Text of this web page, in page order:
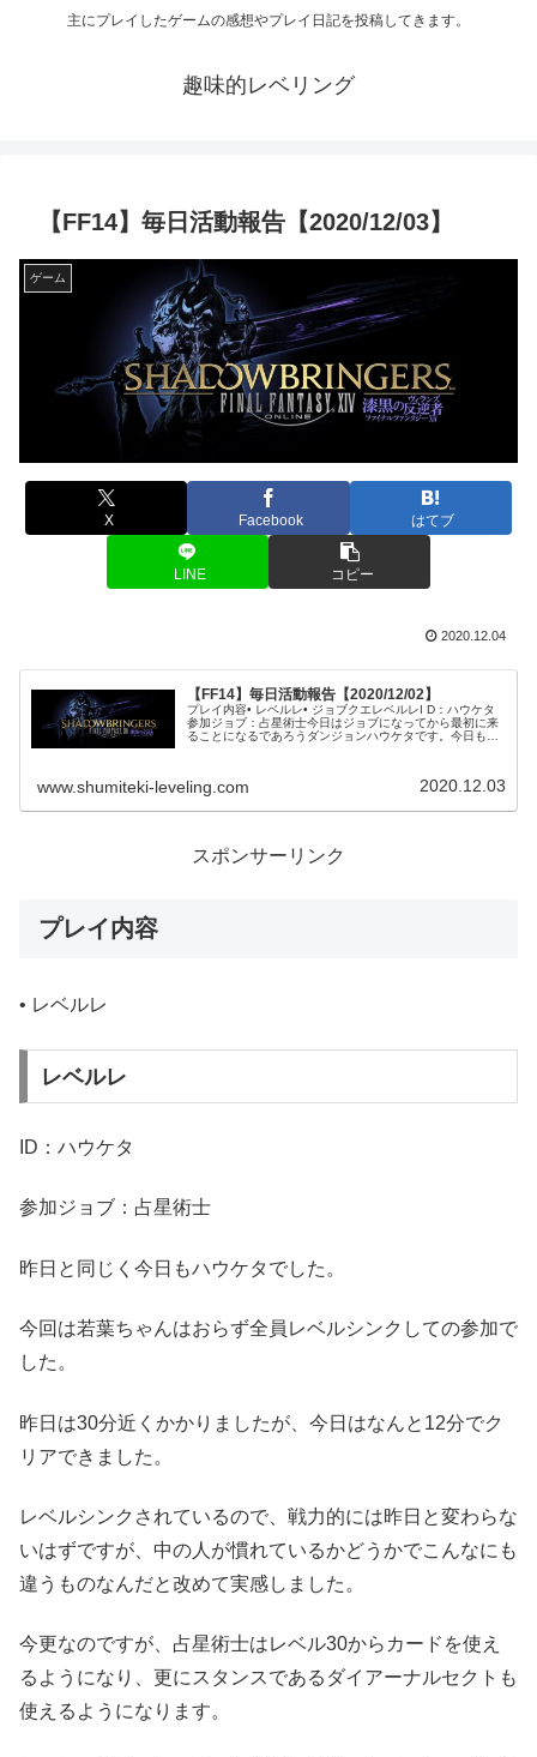
主にプレイしたゲームの感想やプレイ日記を投稿してきます。
趣味的レベリング
【FF14】毎日活動報告【2020/12/03】
ゲーム
X Facebook はてブ
LINE コピー
2020.12.04
【FF14】毎日活動報告【2020/12/02】
プレイ内容• レベルレ• ジョブクエレベルレI D：ハウケタ
参加ジョブ：占星術士今日はジョブになってから最初に来
ることになるであろうダンジョンハウケタです。今日も若
www.shumiteki-leveling.com 2020.12.03
スポンサーリンク
プレイ内容
• レベルレ
レベルレ
ID：ハウケタ
参加ジョブ：占星術士
昨日と同じく今日もハウケタでした。
今回は若葉ちゃんはおらず全員レベルシンクしての参加で
した。
昨日は30分近くかかりましたが、今日はなんと12分でク
リアできました。
レベルシンクされているので、戦力的には昨日と変わらな
いはずですが、中の人が慣れているかどうかでこんなにも
違うものなんだと改めて実感しました。
今更なのですが、占星術士はレベル30からカードを使え
るようになり、更にスタンスであるダイアーナルセクトも
使えるようになります。